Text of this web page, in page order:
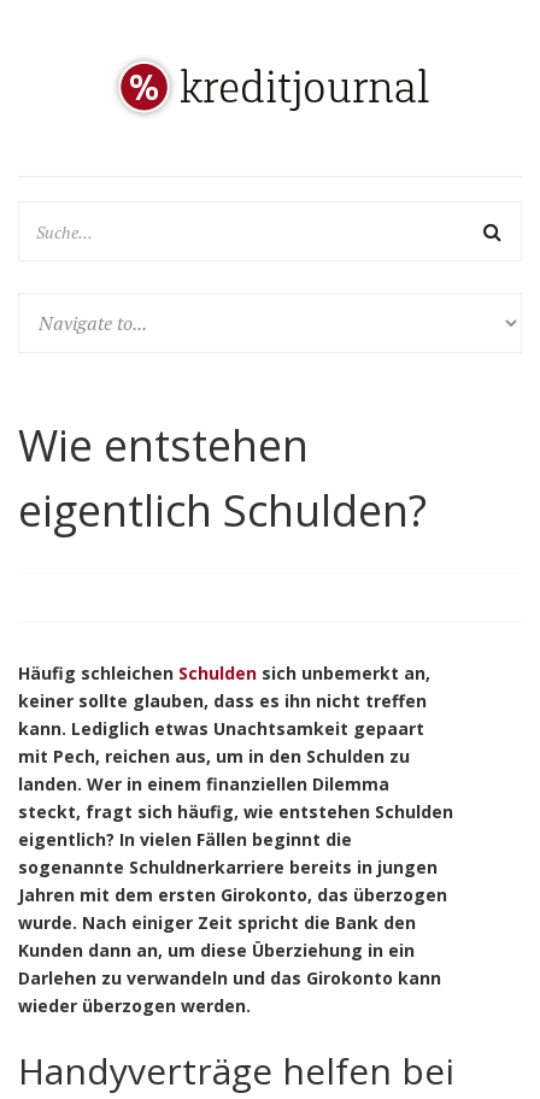
Wie entstehen
eigentlich Schulden?
Häufig schleichen Schulden sich unbemerkt an,
keiner sollte glauben, dass es ihn nicht treffen
kann. Lediglich etwas Unachtsamkeit gepaart
mit Pech, reichen aus, um in den Schulden zu
landen. Wer in einem finanziellen Dilemma
steckt, fragt sich häufig, wie entstehen Schulden
eigentlich? In vielen Fällen beginnt die
sogenannte Schuldnerkarriere bereits in jungen
Jahren mit dem ersten Girokonto, das überzogen
wurde. Nach einiger Zeit spricht die Bank den
Kunden dann an, um diese Überziehung in ein
Darlehen zu verwandeln und das Girokonto kann
wieder überzogen werden.
Handyverträge helfen bei